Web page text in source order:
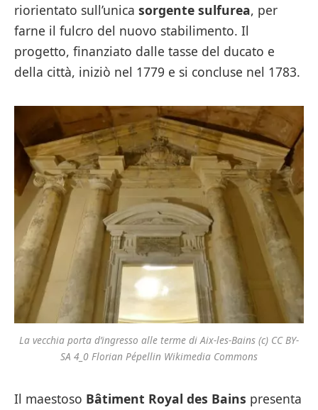
riorientato sull’unica sorgente sulfurea, per
farne il fulcro del nuovo stabilimento. Il
progetto, finanziato dalle tasse del ducato e
della città, iniziò nel 1779 e si concluse nel 1783.
La vecchia porta d’ingresso alle terme di Aix-les-Bains (c) CC BY-
SA 4_0 Florian Pépellin Wikimedia Commons
Il maestoso Bâtiment Royal des Bains presenta